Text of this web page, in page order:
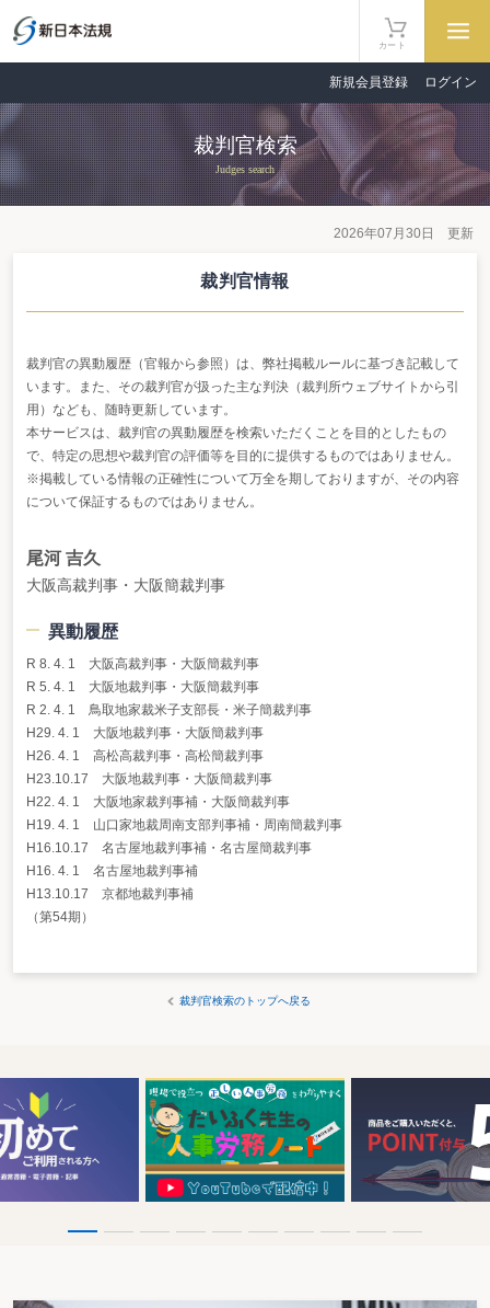
カート
新規会員登録 ログイン
裁判官検索
Judges search
2026年07月30日 更新
裁判官情報
裁判官の異動履歴（官報から参照）は、弊社掲載ルールに基づき記載して
います。また、その裁判官が扱った主な判決（裁判所ウェブサイトから引
用）なども、随時更新しています。
本サービスは、裁判官の異動履歴を検索いただくことを目的としたもの
で、特定の思想や裁判官の評価等を目的に提供するものではありません。
※掲載している情報の正確性について万全を期しておりますが、その内容
について保証するものではありません。
尾河 吉久
大阪高裁判事・大阪簡裁判事
異動履歴
R 8. 4. 1 大阪高裁判事・大阪簡裁判事
R 5. 4. 1 大阪地裁判事・大阪簡裁判事
R 2. 4. 1 鳥取地家裁米子支部長・米子簡裁判事
H29. 4. 1 大阪地裁判事・大阪簡裁判事
H26. 4. 1 高松高裁判事・高松簡裁判事
H23.10.17 大阪地裁判事・大阪簡裁判事
H22. 4. 1 大阪地家裁判事補・大阪簡裁判事
H19. 4. 1 山口家地裁周南支部判事補・周南簡裁判事
H16.10.17 名古屋地裁判事補・名古屋簡裁判事
H16. 4. 1 名古屋地裁判事補
H13.10.17 京都地裁判事補
（第54期）
裁判官検索のトップへ戻る